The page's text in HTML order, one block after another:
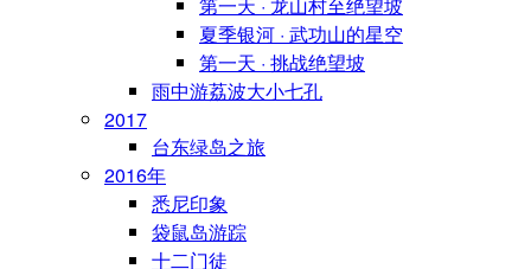
第一天 · 龙山村至绝望坡
夏季银河 · 武功山的星空
第一天 · 挑战绝望坡
雨中游荔波大小七孔
2017
台东绿岛之旅
2016年
悉尼印象
袋鼠岛游踪
十二门徒